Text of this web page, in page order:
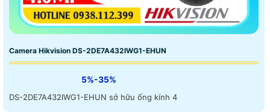
Camera Hikvision DS-2DE7A432IWG1-EHUN
5%-35%
DS-2DE7A432IWG1-EHUN sở hữu ống kính 4